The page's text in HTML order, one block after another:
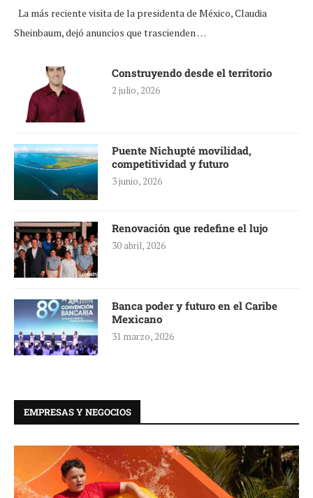
La más reciente visita de la presidenta de México, Claudia
Sheinbaum, dejó anuncios que trascienden …
Construyendo desde el territorio
2 julio, 2026
Puente Nichupté movilidad,
competitividad y futuro
3 junio, 2026
Renovación que redefine el lujo
30 abril, 2026
Banca poder y futuro en el Caribe
Mexicano
31 marzo, 2026
EMPRESAS Y NEGOCIOS